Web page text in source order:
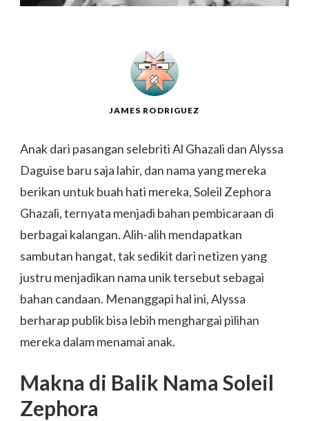
JAMES RODRIGUEZ
Anak dari pasangan selebriti Al Ghazali dan Alyssa
Daguise baru saja lahir, dan nama yang mereka
berikan untuk buah hati mereka, Soleil Zephora
Ghazali, ternyata menjadi bahan pembicaraan di
berbagai kalangan. Alih-alih mendapatkan
sambutan hangat, tak sedikit dari netizen yang
justru menjadikan nama unik tersebut sebagai
bahan candaan. Menanggapi hal ini, Alyssa
berharap publik bisa lebih menghargai pilihan
mereka dalam menamai anak.
Makna di Balik Nama Soleil
Zephora